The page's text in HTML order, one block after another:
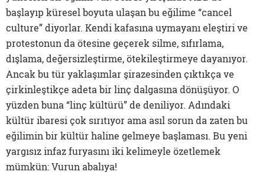
başlayıp küresel boyuta ulaşan bu eğilime “cancel
culture” diyorlar. Kendi kafasına uymayanı eleştiri ve
protestonun da ötesine geçerek silme, sıfırlama,
dışlama, değersizleştirme, ötekileştirmeye dayanıyor.
Ancak bu tür yaklaşımlar şirazesinden çıktıkça ve
çirkinleştikçe adeta bir linç dalgasına dönüşüyor. O
yüzden buna “linç kültürü” de deniliyor. Adındaki
kültür ibaresi çok sırıtıyor ama asıl sorun da zaten bu
eğilimin bir kültür haline gelmeye başlaması. Bu yeni
yargısız infaz furyasını iki kelimeyle özetlemek
mümkün: Vurun abalıya!